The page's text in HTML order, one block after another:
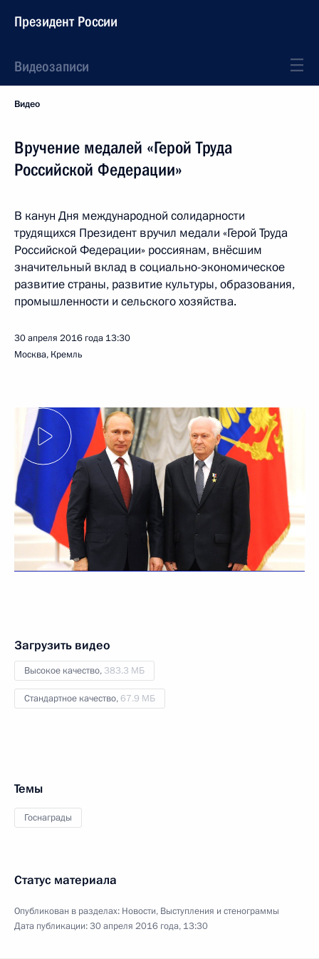
Президент России
Видеозаписи
Видео
Вручение медалей «Герой Труда
Российской Федерации»
В канун Дня международной солидарности
трудящихся Президент вручил медали «Герой Труда
Российской Федерации» россиянам, внёсшим
значительный вклад в социально-экономическое
развитие страны, развитие культуры, образования,
промышленности и сельского хозяйства.
30 апреля 2016 года 13:30
Москва, Кремль
Загрузить видео
Высокое качество, 383.3 МБ
Стандартное качество,67.9 МБ
Темы
Госнаграды
Статус материала
Опубликован в разделах: Новости, Выступления и стенограммы
Дата публикации:30 апреля 2016 года, 13:30